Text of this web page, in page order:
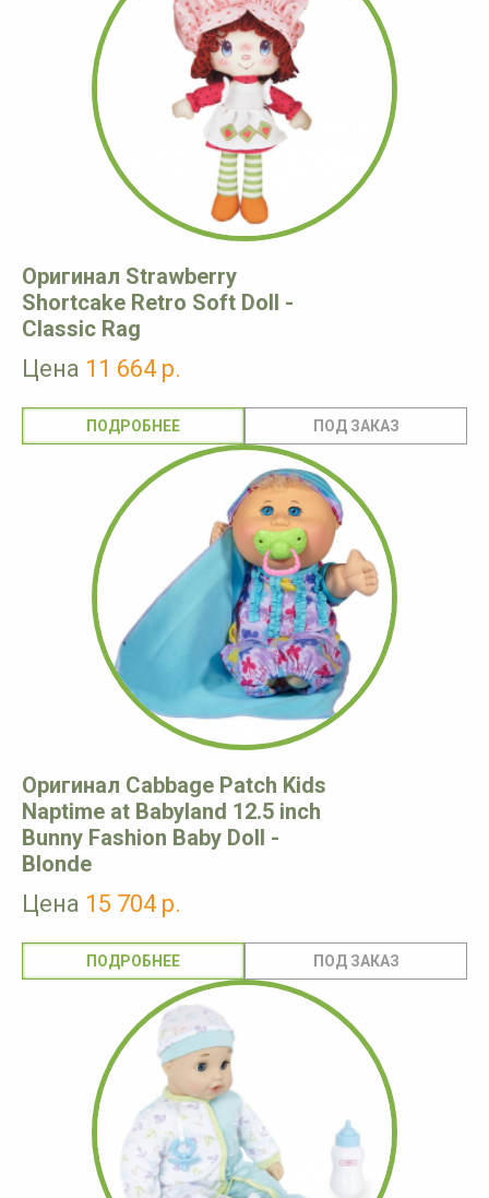
Оригинал Strawberry
Shortcake Retro Soft Doll -
Classic Rag
Цена 11 664 р.
ПОДРОБНЕЕ
Оригинал Cabbage Patch Kids
Naptime at Babyland 12.5 inch
Bunny Fashion Baby Doll -
Blonde
Цена 15 704 р.
ПОДРОБНЕЕ